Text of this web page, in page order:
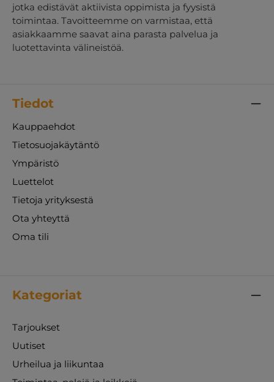
jotka edistävät aktiivista oppimista ja fyysistä
toimintaa. Tavoitteemme on varmistaa, että
asiakkaamme saavat aina parasta palvelua ja
luotettavinta välineistöä.
Tiedot
Kauppaehdot
Tietosuojakäytäntö
Ympäristö
Luettelot
Tietoja yrityksestä
Ota yhteyttä
Oma tili
Kategoriat
Tarjoukset
Uutiset
Urheilua ja liikuntaa